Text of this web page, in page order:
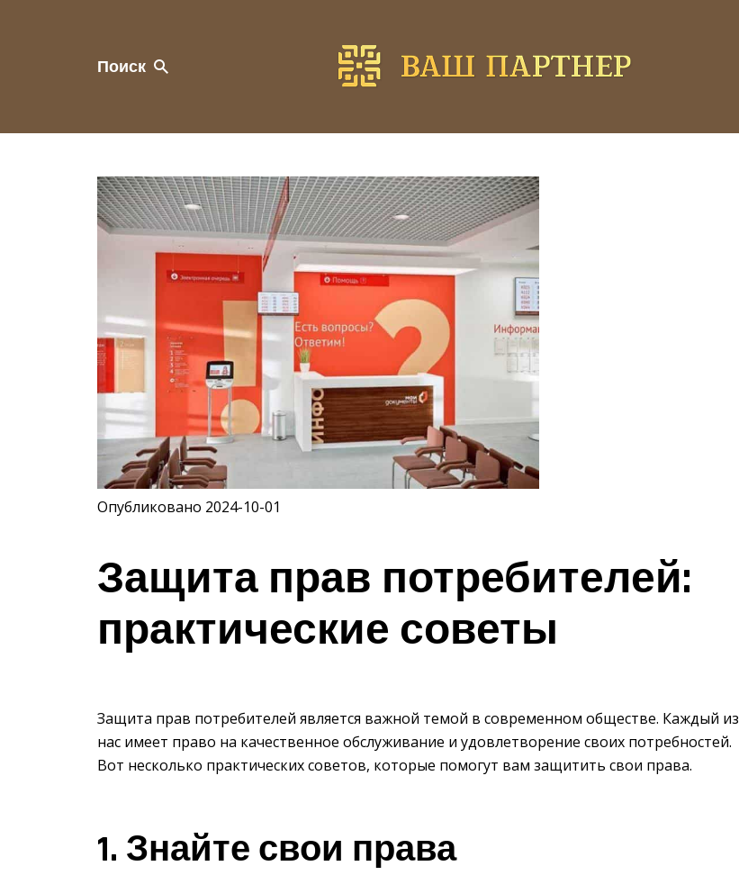
Поиск
Опубликовано 2024-10-01
Защита прав потребителей:
практические советы
Защита прав потребителей является важной темой в современном обществе. Каждый из
нас имеет право на качественное обслуживание и удовлетворение своих потребностей.
Вот несколько практических советов, которые помогут вам защитить свои права.
1. Знайте свои права